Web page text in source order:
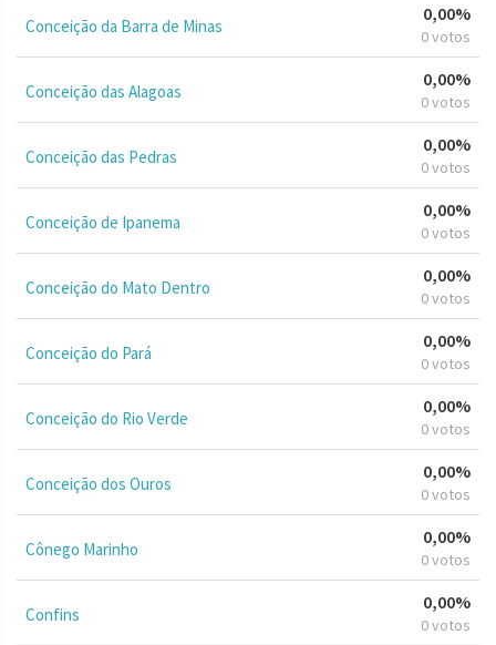
Conceição da Barra de Minas
0,00%
0 votos
Conceição das Alagoas
0,00%
0 votos
Conceição das Pedras
0,00%
0 votos
Conceição de Ipanema
0,00%
0 votos
Conceição do Mato Dentro
0,00%
0 votos
Conceição do Pará
0,00%
0 votos
Conceição do Rio Verde
0,00%
0 votos
Conceição dos Ouros
0,00%
0 votos
Cônego Marinho
0,00%
0 votos
Confins
0,00%
0 votos